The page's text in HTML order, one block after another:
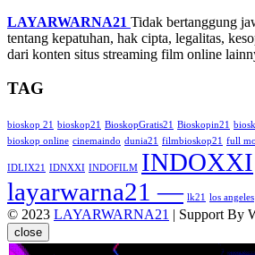
LAYARWARNA21 Tidak bertanggung
tentang kepatuhan, hak cipta, legalitas,
dari konten situs streaming film online
TAG
bioskop 21 bioskop21 BioskopGratis21 Bioskopin21
bioskop online cinemaindo dunia21 filmbioskop21 full
IDLIX21 IDNXXI INDOFILM INDOXXI
layarwarna21 — lk21 los angeles
© 2023 LAYARWARNA21 | Support By
close